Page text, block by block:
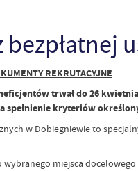
bezpłatnej
REKRUTACYJNE
trwał do 26
spełnienie kryteriów
w Dobiegniewie to
miejsca